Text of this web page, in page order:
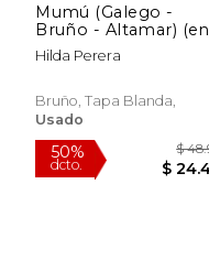
Mumú (Galego -
Bruño - Altamar) (en
Gallego)
Hilda Perera
Bruño, Tapa Blanda,
Usado